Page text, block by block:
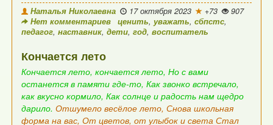
Наталья Николаевна 17 октября 2023 +73
907
Нет комментариев
ценить,уважать,сбпстс,
педагог,наставник,дети,год,воспитатель
Кончается лето
Кончается лето, кончается лето, Но с вами
останется в памяти где-то, Как звонко встречало,
как вкусно кормило, Как солнце и радость нам щедро
дарило. Отшумело весёлое лето, Снова школьная
форма на вас, От цветов, от улыбок и света Стал